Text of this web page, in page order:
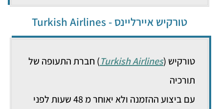
טורקיש איירליינס - Turkish Airlines
טורקיש (Turkish Airlines) חברת התעופה של
תורכיה
עם ביצוע ההזמנה ולא יאוחר מ 48 שעות לפני